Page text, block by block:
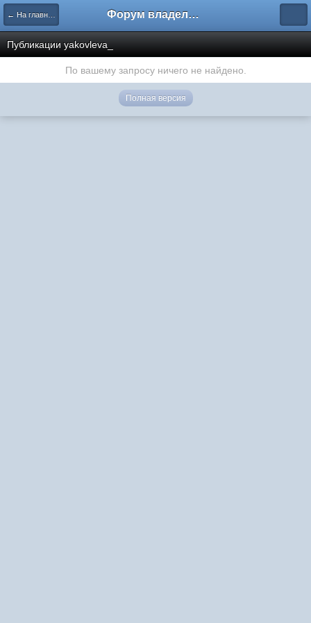
← На главную Форум владельцев интернет-магазинов
Публикации yakovleva_
По вашему запросу ничего не найдено.
Полная версия